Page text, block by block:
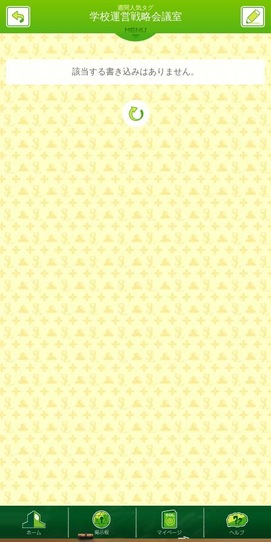
週間人気タグ
学校運営戦略会議室
戻
ス
投
稿
バックナンバー 詳細検索 ランキング
MENU
該当する書き込みはありません。